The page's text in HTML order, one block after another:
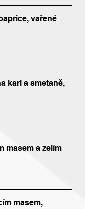
vařené
kari a smetaně,
masem a zelím
masem,